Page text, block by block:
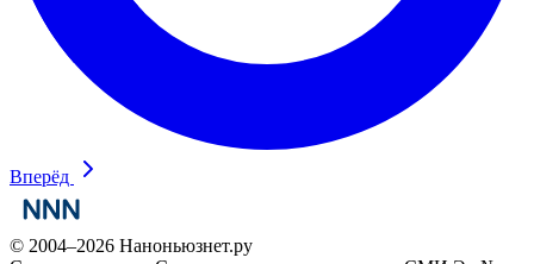
Вперёд
© 2004–2026 Наноньюзнет.ру